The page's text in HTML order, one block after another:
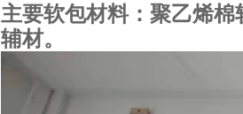
主要软包材料：聚乙烯
辅材。